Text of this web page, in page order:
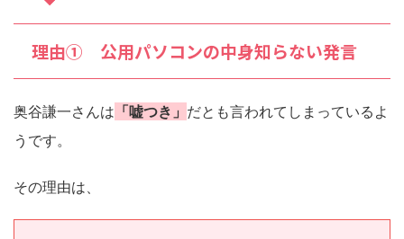
理由① 公用パソコンの中身知らない発言
奥谷謙一さんは 「嘘つき」 だとも言われてしまっているよ
うです。
その理由は、